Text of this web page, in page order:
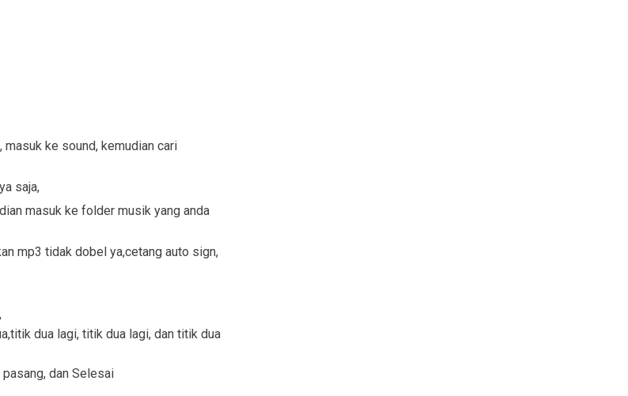
ke sound, kemudian cari
saja,
masuk ke folder musik yang anda
mp3 tidak dobel ya,cetang auto sign,
dua lagi, titik dua lagi, dan titik dua
dan Selesai